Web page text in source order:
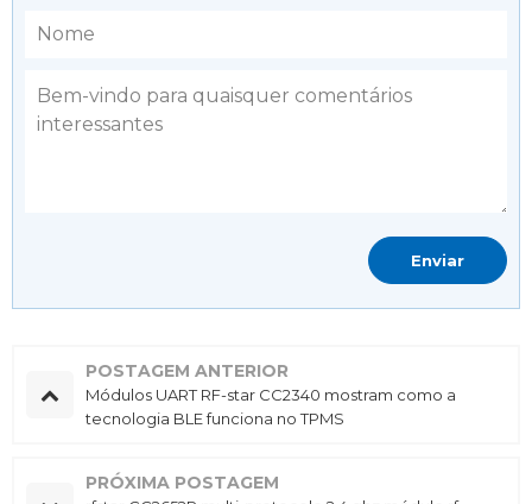
POSTAGEM ANTERIOR
Módulos UART RF-star CC2340 mostram como a
tecnologia BLE funciona no TPMS
PRÓXIMA POSTAGEM